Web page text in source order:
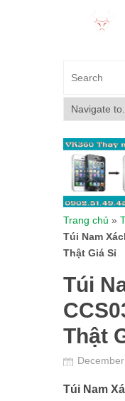
Trang chủ »
Túi Nam
Thật Giá Sỉ
Túi
Thật
Túi Nam